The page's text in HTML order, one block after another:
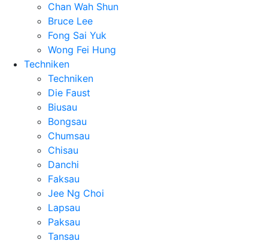
Chan Wah Shun
Bruce Lee
Fong Sai Yuk
Wong Fei Hung
Techniken
Techniken
Die Faust
Biusau
Bongsau
Chumsau
Chisau
Danchi
Faksau
Jee Ng Choi
Lapsau
Paksau
Tansau